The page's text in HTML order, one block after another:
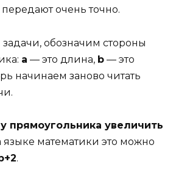
очень точно.
обозначим стороны
a — это длина, b — это
начинаем заново читать
прямоугольника увеличить
языке математики это можно
.